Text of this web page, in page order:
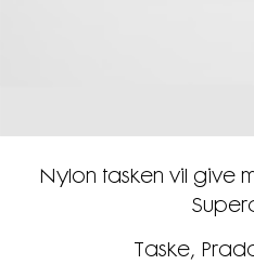
Nylon tasken vil give
Taske,